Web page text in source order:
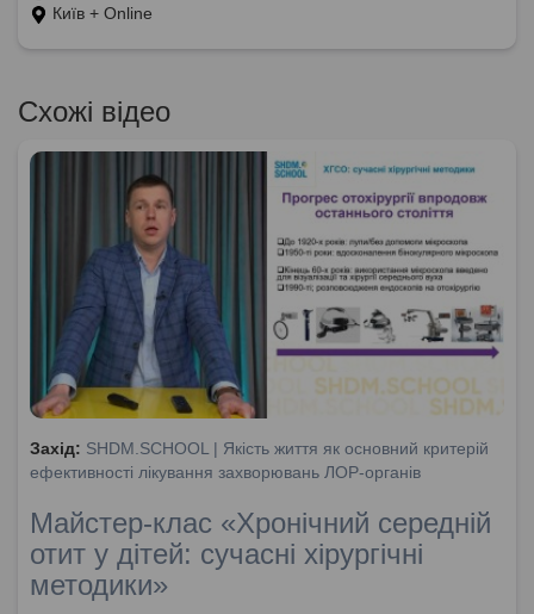
Київ + Online
Схожі відео
Захід: SHDM.SCHOOL | Якість життя як основний критерій
ефективності лікування захворювань ЛОР-органів
Майстер-клас «Хронічний середній
отит у дітей: сучасні хірургічні
методики»